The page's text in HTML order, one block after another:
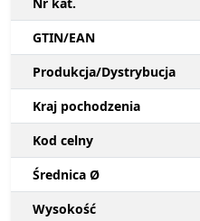
GTIN/EAN
Produkcja/Dystrybucja
Kraj pochodzenia
Kod celny
Średnica Ø
Wysokość